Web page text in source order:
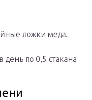
ложки меда.
по 0,5 стакана